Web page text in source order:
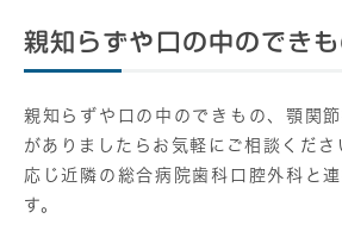
親知らずや口の中のでき
親知らずや口の中のできもの、顎関
がありましたらお気軽にご相談くだ
応じ近隣の総合病院歯科口腔外科と
す。